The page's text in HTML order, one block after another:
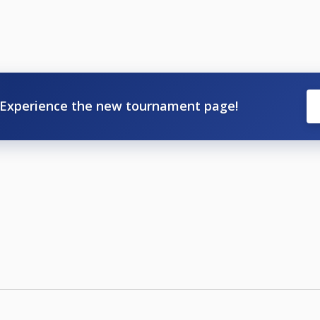
Experience the new tournament page!